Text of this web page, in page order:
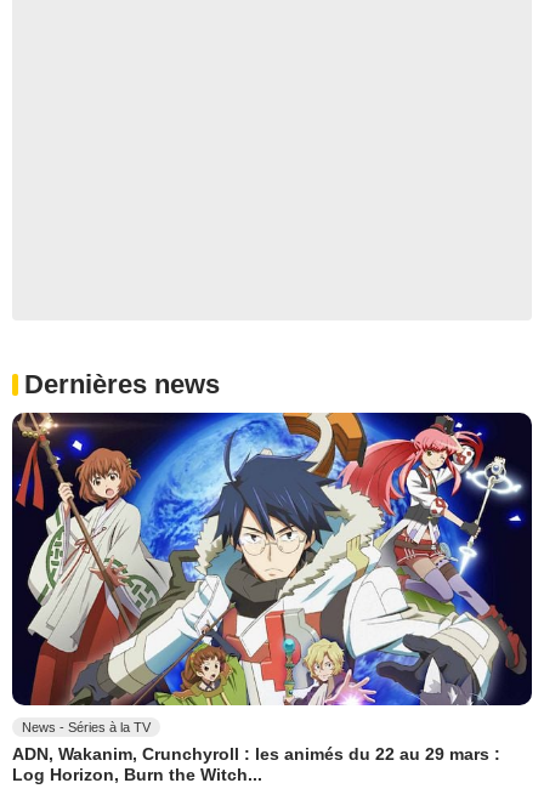
Dernières news
News - Séries à la TV
ADN, Wakanim, Crunchyroll : les animés du 22 au 29 mars :
Log Horizon, Burn the Witch...